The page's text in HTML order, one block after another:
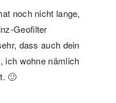
noch nicht lange,
Geofilter
dass auch dein
ich wohne nämlich
🙂